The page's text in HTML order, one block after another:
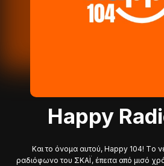
Happy
Και το όνομα αυτού, Happy 104! Tο
ραδιόφωνο του ΣΚΑΪ, έπειτα από μισό